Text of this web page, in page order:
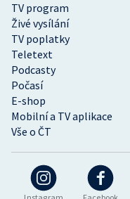
TV program
Živé vysílání
TV poplatky
Teletext
Podcasty
Počasí
E-shop
Mobilní a TV aplikace
Vše o ČT